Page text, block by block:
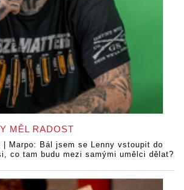
MĚL RADOST
| Marpo: Bál jsem se Lenny vstoupit do
co tam budu mezi samými umělci dělat?